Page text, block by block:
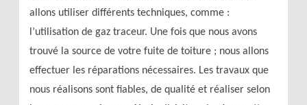
allons utiliser différents techniques, comme :
l’utilisation de gaz traceur. Une fois que nous avons
trouvé la source de votre fuite de toiture ; nous allons
effectuer les réparations nécessaires. Les travaux que
nous réalisons sont fiables, de qualité et réaliser selon